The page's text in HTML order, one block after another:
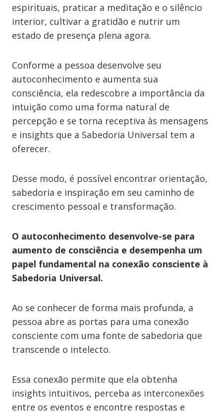
espirituais, praticar a meditação e o silêncio
interior, cultivar a gratidão e nutrir um
estado de presença plena agora.
Conforme a pessoa desenvolve seu
autoconhecimento e aumenta sua
consciência, ela redescobre a importância da
intuição como uma forma natural de
percepção e se torna receptiva às mensagens
e insights que a Sabedoria Universal tem a
oferecer.
Desse modo, é possível encontrar orientação,
sabedoria e inspiração em seu caminho de
crescimento pessoal e transformação.
O autoconhecimento desenvolve-se para
aumento de consciência e desempenha um
papel fundamental na conexão consciente à
Sabedoria Universal.
Ao se conhecer de forma mais profunda, a
pessoa abre as portas para uma conexão
consciente com uma fonte de sabedoria que
transcende o intelecto.
Essa conexão permite que ela obtenha
insights intuitivos, perceba as interconexões
entre os eventos e encontre respostas e